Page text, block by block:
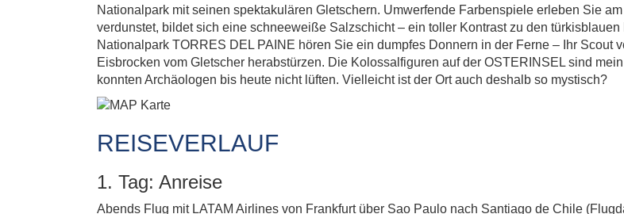
Nationalpark mit seinen spektakulären Gletschern. Umwerfende Farbenspiele erleben Sie
verdunstet, bildet sich eine schneeweiße Salzschicht – ein toller Kontrast zu den
Nationalpark TORRES DEL PAINE hören Sie ein dumpfes Donnern in der Ferne – Ihr Scout
Eisbrocken vom Gletscher herabstürzen. Die Kolossalfiguren auf der OSTERINSEL sind
konnten Archäologen bis heute nicht lüften. Vielleicht ist der Ort auch deshalb so mystisch?
REISEVERLAUF
1. Tag: Anreise
Abends Flug mit LATAM Airlines von Frankfurt über Sao Paulo nach Santiago de Chile